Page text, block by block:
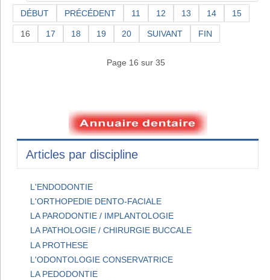
DÉBUT PRÉCÉDENT 11 12 13 14 15
16 17 18 19 20 SUIVANT FIN
Page 16 sur 35
Articles par discipline
L'ENDODONTIE
L'ORTHOPEDIE DENTO-FACIALE
LA PARODONTIE / IMPLANTOLOGIE
LA PATHOLOGIE / CHIRURGIE BUCCALE
LA PROTHESE
L'ODONTOLOGIE CONSERVATRICE
LA PEDODONTIE